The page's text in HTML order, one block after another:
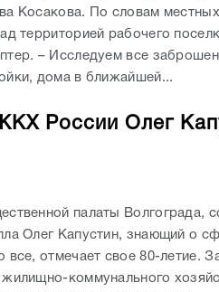
Косакова. По словам
территорией рабочего
– Исследуем все
дома в ближайшей...
России Олег
палаты Волгограда,
Олег Капустин, знающий о
все, отмечает свое 80-летие.
жилищно-коммунального